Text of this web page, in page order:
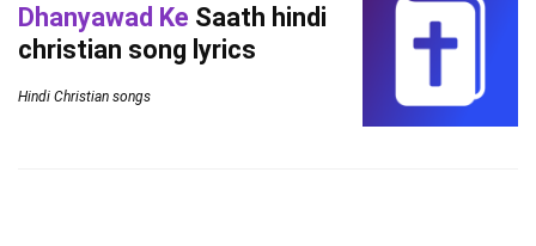
Dhanyawad Ke Saath hindi
christian song lyrics
Hindi Christian songs